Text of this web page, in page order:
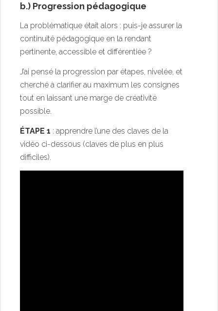
b.) Progression pédagogique
La problématique était alors : puis-je assurer la
continuité pédagogique en la rendant
pertinente, accessible et différentiée ?
J’ai pensé la progression par étapes, nivelée, et
cherché à clarifier au maximum les consignes
tout en laissant une marge de créativité
possible.
ÉTAPE 1 : apprendre l’une des claves de la
vidéo ci-dessous (claves de plus en plus
difficiles).